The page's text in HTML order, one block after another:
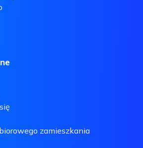
zamieszkania